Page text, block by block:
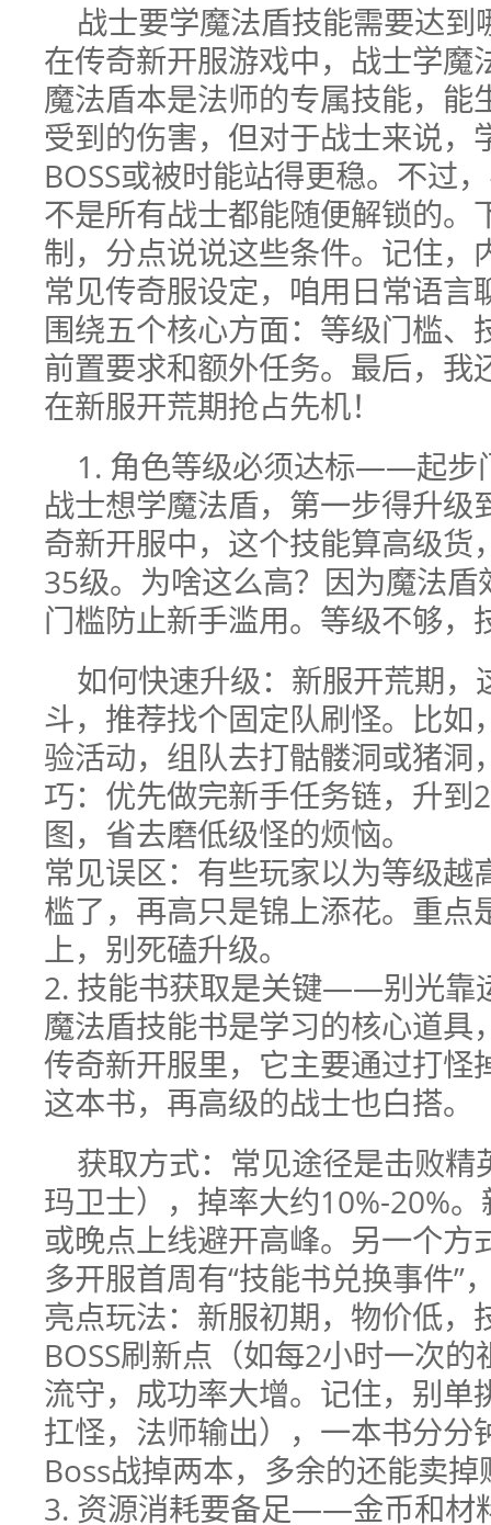
战士要学魔法盾技能需要达到
在传奇新开服游戏中，战士学魔
魔法盾本是法师的专属技能，能
受到的伤害，但对于战士来说，
BOSS或被时能站得更稳。不过
不是所有战士都能随便解锁的。
制，分点说说这些条件。记住，
常见传奇服设定，咱用日常语言
围绕五个核心方面：等级门槛、
前置要求和额外任务。最后，我
在新服开荒期抢占先机！
1. 角色等级必须达标——起步
战士想学魔法盾，第一步得升级
奇新开服中，这个技能算高级货
35级。为啥这么高？因为魔法
门槛防止新手滥用。等级不够，
如何快速升级：新服开荒期
斗，推荐找个固定队刷怪。比如
验活动，组队去打骷髅洞或猪洞
巧：优先做完新手任务链，升到
图，省去磨低级怪的烦恼。
常见误区：有些玩家以为等级越
槛了，再高只是锦上添花。重点
上，别死磕升级。
2. 技能书获取是关键——别光靠
魔法盾技能书是学习的核心道具
传奇新开服里，它主要通过打怪
这本书，再高级的战士也白搭。
获取方式：常见途径是击败
玛卫士），掉率大约10%-20%
或晚点上线避开高峰。另一个
多开服首周有“技能书兑换事件”
亮点玩法：新服初期，物价低，
BOSS刷新点（如每2小时一次
流守，成功率大增。记住，别单
扛怪，法师输出），一本书分分
Boss战掉两本，多余的还能卖掉
3. 资源消耗要备足——金币和材